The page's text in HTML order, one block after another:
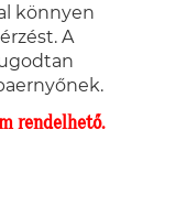
könnyen
A
rendelhető.